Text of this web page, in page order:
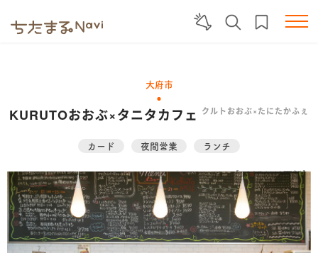
大府市
KURUTOおおぶ×タニタカフェ クルトおおぶ×たにたかふぇ
カード 夜間営業 ランチ
【2025.11.19更新】